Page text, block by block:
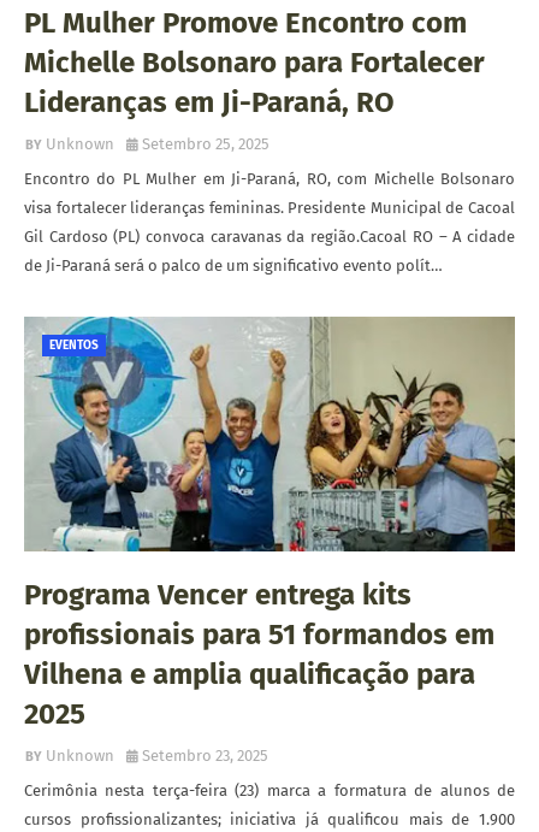
PL Mulher Promove Encontro com
Michelle Bolsonaro para Fortalecer
Lideranças em Ji-Paraná, RO
Unknown
Setembro 25, 2025
Encontro do PL Mulher em Ji-Paraná, RO, com Michelle Bolsonaro
visa fortalecer lideranças femininas. Presidente Municipal de Cacoal
Gil Cardoso (PL) convoca caravanas da região.Cacoal RO – A cidade
de Ji-Paraná será o palco de um significativo evento polít…
EVENTOS
Programa Vencer entrega kits
profissionais para 51 formandos em
Vilhena e amplia qualificação para
2025
Unknown
Setembro 23, 2025
Cerimônia nesta terça-feira (23) marca a formatura de alunos de
cursos profissionalizantes; iniciativa já qualificou mais de 1.900